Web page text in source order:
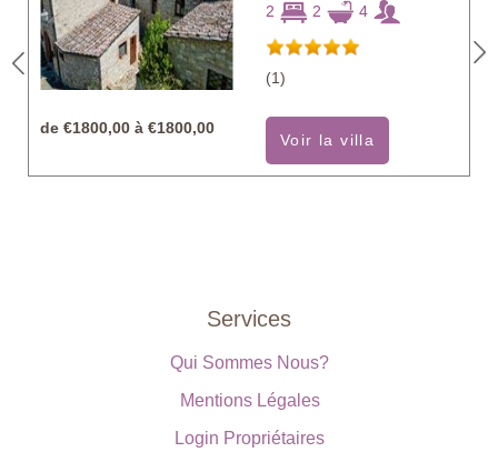
2
2 4
(1)
de €1800,00 à €1800,00
Voir la villa
Services
Qui Sommes Nous?
Mentions Légales
Login Propriétaires